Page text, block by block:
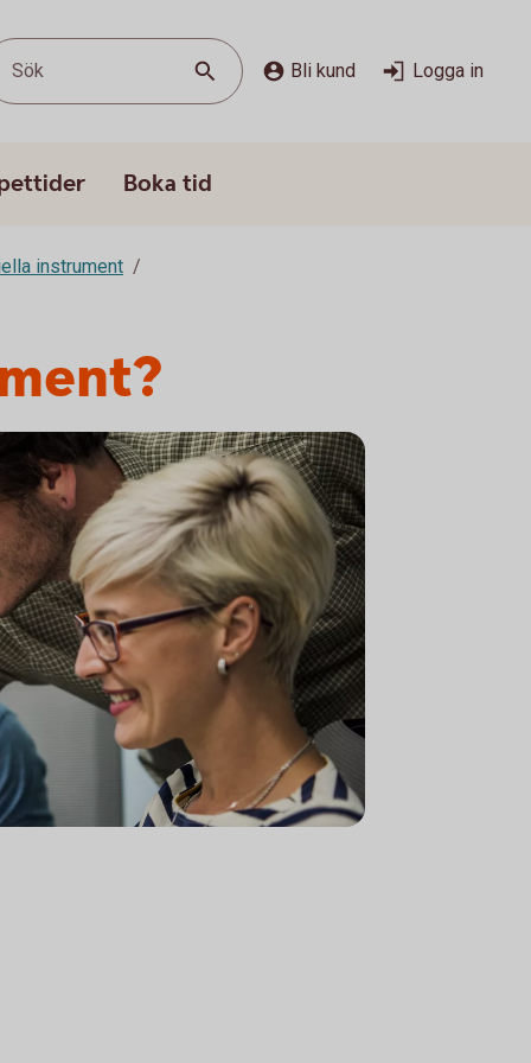
Sök Bli kund Logga in
Boka tid
instrument